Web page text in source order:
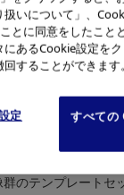
の協業により検討を
パーガイド vol.6」
アライズ・モバイル
システムを利用した
可能というサービス
KDDI株式会社の
のテンプレートセ
いについて」、
とに同意をしたこと
あるCookie設定をク
することができます。
定
すべての